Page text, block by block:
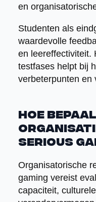
en
Studenten als
waardevolle
en leereffectiviteit.
testfases helpt bij
verbeterpunten en
Hoe
serious
Organisatorische
gaming vereist
capaciteit,